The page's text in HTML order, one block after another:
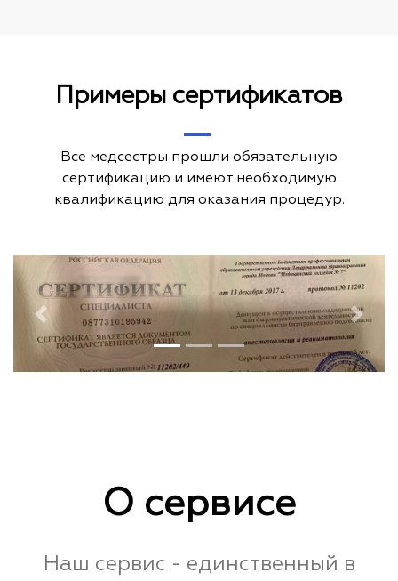
Примеры сертификатов
Все медсестры прошли обязательную
сертификацию и имеют необходимую
квалификацию для оказания процедур.
Previous Next
О сервисе
Наш сервис - единственный в